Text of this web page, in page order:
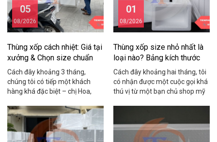
05
08/2026
Thùng xốp cách nhiệt: Giá tại
xưởng & Chọn size chuẩn
2026
Cách đây khoảng 3 tháng,
chúng tôi có tiếp một khách
hàng khá đặc biệt – chị Hoa,
Cầu Giấy. Chị chia sẻ rằng mỗi
tháng shop mất gần 15 triệu
đồng vì tôm cua bị hỏng trong
quá trình vận chuyển do dùng
01
08/2026
Thùng xốp size nhỏ nhất là
loại nào? Bảng kích thước
chuẩn
Cách đây khoảng hai tháng, tôi
có nhận được một cuộc gọi khá
thú vị từ một bạn chủ shop mỹ
hàng yến sào mà thùng to quá,
khách nhận hàng cứ hỏi sao
thùng rỗng nửa, nhìn không